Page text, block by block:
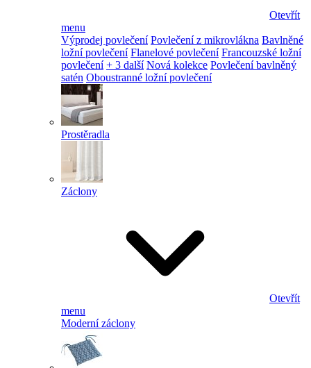
Otevřít
menu
Výprodej povlečení Povlečení z mikrovlákna Bavlněné
ložní povlečení Flanelové povlečení Francouzské ložní
povlečení + 3 další Nová kolekce Povlečení bavlněný
satén Oboustranné ložní povlečení
Prostěradla
Záclony
Otevřít
menu
Moderní záclony